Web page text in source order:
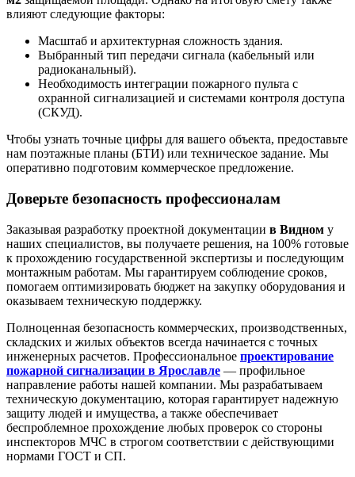
влияют следующие факторы:
Масштаб и архитектурная сложность здания.
Выбранный тип передачи сигнала (кабельный или
радиоканальный).
Необходимость интеграции пожарного пульта с
охранной сигнализацией и системами контроля доступа
(СКУД).
Чтобы узнать точные цифры для вашего объекта, предоставьте
нам поэтажные планы (БТИ) или техническое задание. Мы
оперативно подготовим коммерческое предложение.
Доверьте безопасность профессионалам
Заказывая разработку проектной документации в Видном у
наших специалистов, вы получаете решения, на 100% готовые
к прохождению государственной экспертизы и последующим
монтажным работам. Мы гарантируем соблюдение сроков,
помогаем оптимизировать бюджет на закупку оборудования и
оказываем техническую поддержку.
Полноценная безопасность коммерческих, производственных,
складских и жилых объектов всегда начинается с точных
инженерных расчетов. Профессиональное проектирование
пожарной сигнализации в Ярославле — профильное
направление работы нашей компании. Мы разрабатываем
техническую документацию, которая гарантирует надежную
защиту людей и имущества, а также обеспечивает
беспроблемное прохождение любых проверок со стороны
инспекторов МЧС в строгом соответствии с действующими
нормами ГОСТ и СП.